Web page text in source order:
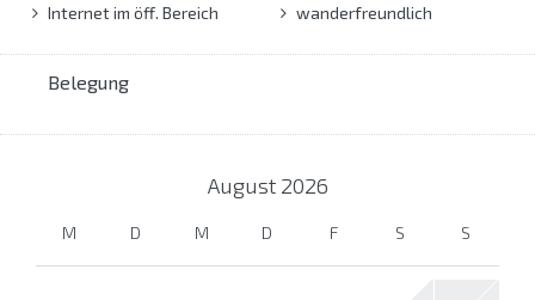
Internet im öff. Bereich
wanderfreundlich
Belegung
August 2026
M D M D F S S